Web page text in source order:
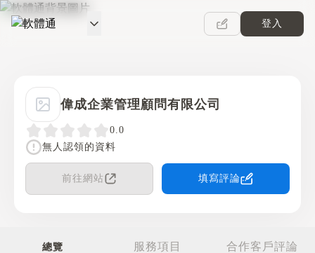
軟體通
登入
偉成企業管理顧問有限公司
0.0
無人認領的資料
前往網站 填寫評論
總覽 服務項目 合作客戶評論